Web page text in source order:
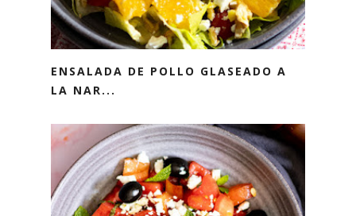
ENSALADA DE POLLO GLASEADO A
LA NAR...